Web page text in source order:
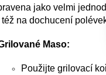
jako velmi
též na dochucení
Maso:
Použijte grilovací